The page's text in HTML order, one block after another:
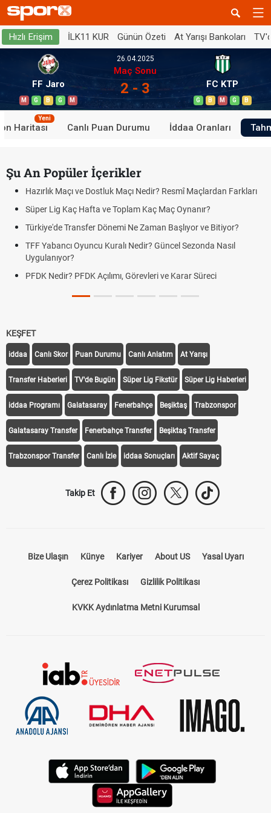
Hızlı Erişim İLK11 KUR Günün Özeti At Yarışı Bankoları
FF Jaro
M G B G M
26.04.2025
Maç Sonu
2 - 3 FC KTP
G B M G B
Haritası
Yeni
Canlı Puan Durumu İddaa Oranları
Şu An Popüler İçerikler
Hazırlık Maçı ve Dostluk Maçı Nedir? Resmî Maçlardan Farkları
Süper Lig Kaç Hafta ve Toplam Kaç Maç Oynanır?
Türkiye'de Transfer Dönemi Ne Zaman Başlıyor ve Bitiyor?
TFF Yabancı Oyuncu Kuralı Nedir? Güncel Sezonda Nasıl
Uygulanıyor?
PFDK Nedir? PFDK Açılımı, Görevleri ve Karar Süreci
KEŞFET
iddaa Canlı Skor Puan Durumu Canlı Anlatım At Yarışı
Transfer Haberleri TV'de Bugün Süper Lig Fikstür Süper Lig Haberleri
iddaa Programı Galatasaray Fenerbahçe Beşiktaş Trabzonspor
Galatasaray Transfer Fenerbahçe Transfer Beşiktaş Transfer
Trabzonspor Transfer Canlı İzle iddaa Sonuçları Aktif Sayaç
Takip Et
Bize Ulaşın Künye Kariyer About US Yasal Uyarı
Çerez Politikası Gizlilik Politikası
KVKK Aydınlatma Metni Kurumsal